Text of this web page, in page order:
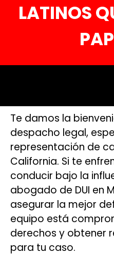
LATINOS
Te damos la
despacho legal,
representación de
California. Si te
conducir bajo la
abogado de DUI en
asegurar la mejor
equipo está
derechos y obtener
para tu caso.